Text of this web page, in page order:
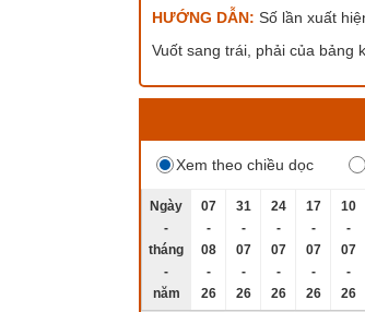
HƯỚNG DẪN: Số lần xuất
Vuốt sang trái, phải của bảng
Xem theo chiều dọc
Ngày
-
tháng
-
năm
07
-
08
-
26
31
-
07
-
26
24
-
07
-
26
17
-
07
-
26
10
-
07
-
26